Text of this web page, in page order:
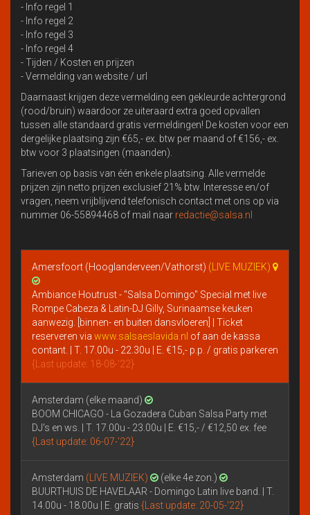
- Info regel 1
- Info regel 2
- Info regel 3
- Info regel 4
- Tijden / Kosten en prijzen
- Vermelding van website / url
Daarnaast krijgen deze vermelding een gekleurde achtergrond
(rood/bruin) waardoor ze uiteraard extra goed opvallen
tussen alle standaard gratis vermeldingen! De kosten voor een
dergelijke plaatsing zijn €65,- ex. btw per maand of €156,- ex.
btw voor 3 plaatsingen (maanden).
Tarieven op basis van één enkele plaatsing. Alle vermelde
prijzen zijn netto prijzen exclusief 21% btw. Interesse en/of
vragen, neem vrijblijvend telefonisch contact met ons op via
nummer 06-55894468 of mail naar redactie@salsa.nl
Amersfoort (Hooglanderveen/Vathorst) (LIVE MUZIEK)
Ambiance Houtrust - "Salsa Domingo" Special met live
Rompe Cabeza & Latin-DJ Gilly, Surinaamse keuken
aanwezig. [binnen- en buiten dansvloeren] | Ticket
reserveren via www.salsaeslavida.nl of aan de kassa
contant. | T. 17.00u - 22.30u | E. €15,- p.p. / gratis parkeren
{Last update: 18-08-'22}
Amsterdam (elke maand)
BOOM CHICAGO - La Gozadera Cuban Salsa Party met
DJ's en ws. | T. 17.00u - 23.00u | E. €15,- / €12,50 ex. fee
{Last update: 06-07-'22}
Amsterdam (LIVE MUZIEK)
(elke 4e zon.)
BUURTHUIS DE HAVELAAR - Domingo Latin live band. | T.
14.00u - 18.00u | E. gratis {Last update: 20-05-'22}